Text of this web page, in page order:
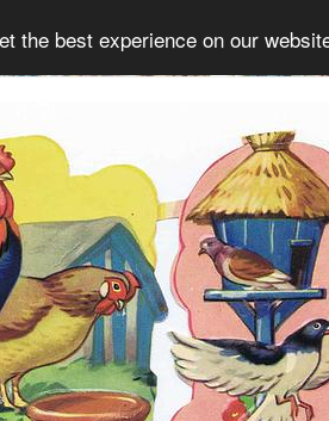
the best experience on our